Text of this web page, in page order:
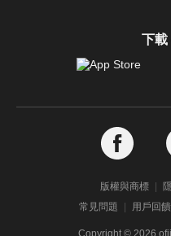
下載
版權與商標
常見問題
用戶回饋